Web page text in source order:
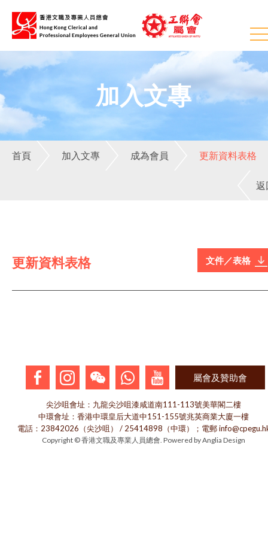
加入文專
首頁 加入文專 成為會員 更新資料表格
返
文件／表格
更新資料表格
屬會及贊助會
尖沙咀會址：九龍尖沙咀漆咸道南111-113號美華閣二樓
中環會址：香港中環皇后大道中151-155號兆英商業大廈一樓
電話：23842026（尖沙咀） / 25414898（中環）；電郵
Copyright © 香港文職及專業人員總會. Powered byAnglia Design